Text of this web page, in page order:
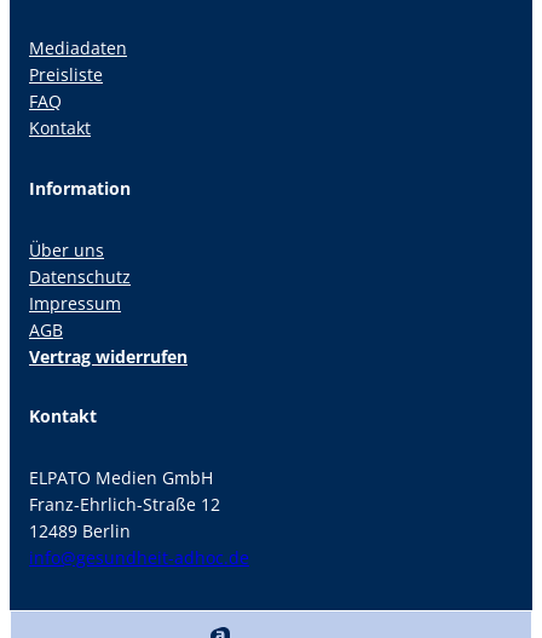
Mediadaten
Preisliste
FAQ
Kontakt
Information
Über uns
Datenschutz
Impressum
AGB
Vertrag widerrufen
Kontakt
ELPATO Medien GmbH
Franz-Ehrlich-Straße 12
12489 Berlin
info@gesundheit-adhoc.de